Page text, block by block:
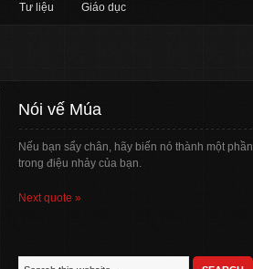
Tư liệu Giáo dục
Nói vế Múa
Nếu bạn sẩy chân, hãy biến nó thành một phần
trong điệu nhảy của bạn.
Next quote »